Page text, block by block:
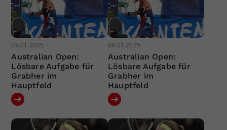
09.01.2025
Australian Open:
Lösbare Aufgabe für
Grabher im
Hauptfeld
09.01.2025
Australian Open:
Lösbare Aufgabe für
Grabher im
Hauptfeld